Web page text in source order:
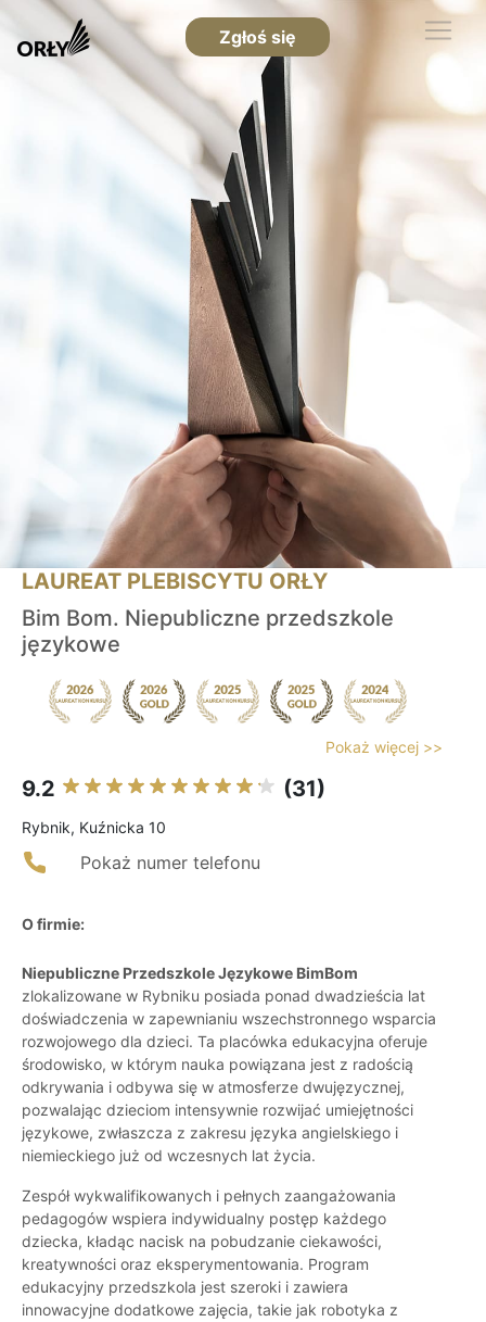
Zgłoś się
LAUREAT PLEBISCYTU ORŁY
Bim Bom. Niepubliczne przedszkole
językowe
Pokaż więcej >>
9.2 (31)
Rybnik, Kuźnicka 10
Pokaż numer telefonu
O firmie:
Niepubliczne Przedszkole Językowe BimBom
zlokalizowane w Rybniku posiada ponad dwadzieścia lat
doświadczenia w zapewnianiu wszechstronnego wsparcia
rozwojowego dla dzieci. Ta placówka edukacyjna oferuje
środowisko, w którym nauka powiązana jest z radością
odkrywania i odbywa się w atmosferze dwujęzycznej,
pozwalając dzieciom intensywnie rozwijać umiejętności
językowe, zwłaszcza z zakresu języka angielskiego i
niemieckiego już od wczesnych lat życia.
Zespół wykwalifikowanych i pełnych zaangażowania
pedagogów wspiera indywidualny postęp każdego
dziecka, kładąc nacisk na pobudzanie ciekawości,
kreatywności oraz eksperymentowania. Program
edukacyjny przedszkola jest szeroki i zawiera
innowacyjne dodatkowe zajęcia, takie jak robotyka z